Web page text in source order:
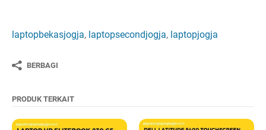
laptopbekasjogja, laptopsecondjogja, laptopjogja
BERBAGI
PRODUK TERKAIT